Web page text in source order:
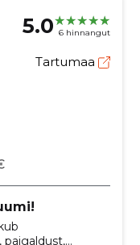
5.0 6 hinnangut
Tartumaa
paigaldust,